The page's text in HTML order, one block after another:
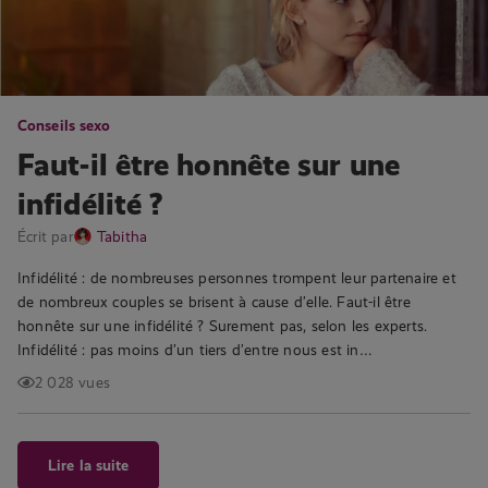
Conseils sexo
Faut-il être honnête sur une
infidélité ?
Écrit par Tabitha
Infidélité : de nombreuses personnes trompent leur partenaire et
de nombreux couples se brisent à cause d’elle. Faut-il être
honnête sur une infidélité ? Surement pas, selon les experts.
Infidélité : pas moins d’un tiers d’entre nous est in…
2 028 vues
Lire la suite